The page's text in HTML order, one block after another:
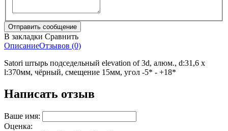
В закладки Сравнить
ОписаниеОтзывов (0)
Satori штырь подседельный elevation of 3d, алюм., d:31,6 х
l:370мм, чёрный, смещение 15мм, угол -5* - +18*
Написать отзыв
Ваше имя:
Оценка: